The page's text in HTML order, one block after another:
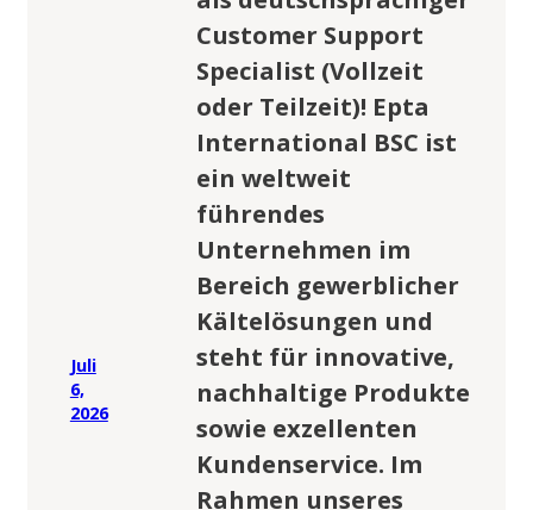
Juli
6,
2026
Customer Support
Specialist (Vollzeit
oder Teilzeit)! Epta
International BSC ist
ein weltweit
führendes
Unternehmen im
Bereich gewerblicher
Kältelösungen und
steht für innovative,
nachhaltige Produkte
sowie exzellenten
Kundenservice. Im
Rahmen unseres